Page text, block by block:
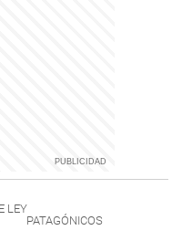
LEY
PATAGÓNICOS